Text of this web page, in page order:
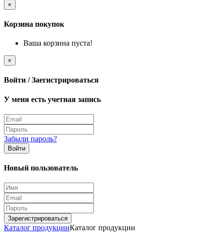
×
Корзина покупок
Ваша корзина пуста!
×
Войти / Заегистрироваться
У меня есть учетная запись
Забыли пароль?
Войти
Новый пользователь
Зарегистрироваться
Каталог продукцииКаталог продукции